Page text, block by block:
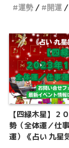
運勢
開運
【四緑木星】２
勢（全体運／仕
運）《占い 九星